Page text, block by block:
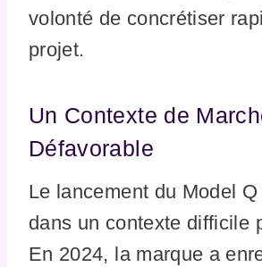
volonté de concrétiser
projet.
Un Contexte de
Défavorable
Le lancement du Model
dans un contexte difficile
En 2024, la marque a